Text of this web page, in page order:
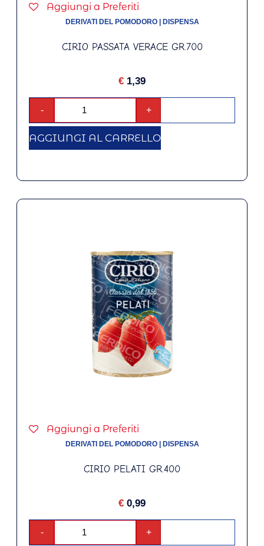
Aggiungi a Preferiti
DERIVATI DEL POMODORO| DISPENSA
CIRIO PASSATA VERACE GR.700
€ 1,39
- +
AGGIUNGI AL CARRELLO
Aggiungi a Preferiti
DERIVATI DEL POMODORO| DISPENSA
CIRIO PELATI GR.400
€ 0,99
- +